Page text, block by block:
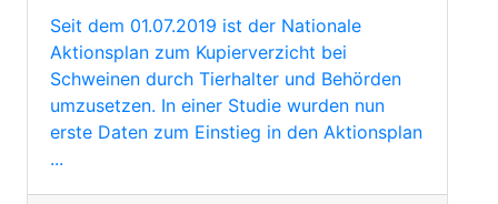
Seit dem 01.07.2019 ist der Nationale
Aktionsplan zum Kupierverzicht bei
Schweinen durch Tierhalter und Behörden
umzusetzen. In einer Studie wurden nun
erste Daten zum Einstieg in den Aktionsplan
...